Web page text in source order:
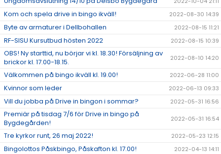
Kom och spela drive in bingo ikväll! 2022-08-30 14:39
Byte av armaturer i Dellbohallen 2022-08-15 11:21
RF-SISU Kursutbud hösten 2022 2022-08-15 10:39
OBS! Ny starttid, nu börjar vi kl. 18.30! Försäljning av
brickor kl. 17.00-18.15.
2022-08-10 14:20
Välkommen på bingo ikväll kl. 19.00! 2022-06-28 11:00
Kvinnor som leder 2022-06-13 09:33
Vill du jobba på Drive in bingon i sommar? 2022-05-31 16:56
Premiär på tisdag 7/6 för Drive in bingo på
Bygdegården!
2022-05-31 16:54
Tre kyrkor runt, 26 maj 2022! 2022-05-23 12:15
Bingolottos Påskbingo, Påskafton kl. 17.00! 2022-04-13 14:11